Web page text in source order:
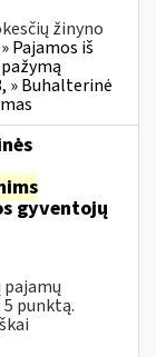
žinyno
Pajamos iš
» Buhalterinė
gyventojų
punktą.